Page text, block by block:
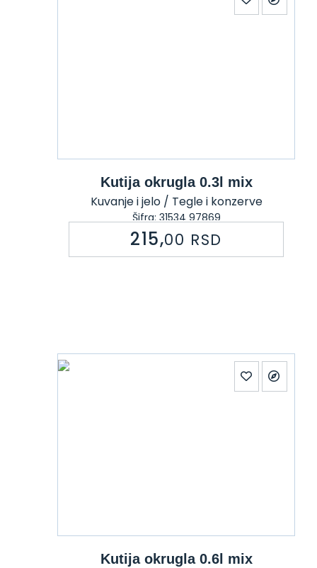
Kutija okrugla 0.3l mix
Kuvanje i jelo / Tegle i konzerve
Šifra: 31534 97869
215,00 RSD
Kutija okrugla 0.6l mix